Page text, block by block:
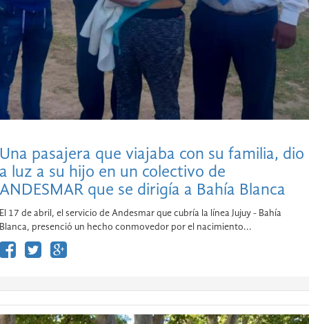
Una pasajera que viajaba con su familia, dio
a luz a su hijo en un colectivo de
ANDESMAR que se dirigía a Bahía Blanca
El 17 de abril, el servicio de Andesmar que cubría la línea Jujuy - Bahía
Blanca, presenció un hecho conmovedor por el nacimiento...